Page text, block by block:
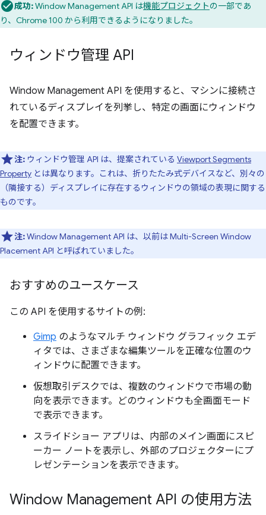
成功:Window Management API は機能プロジェクトの一部であ
り、Chrome 100 から利用できるようになりました。
ウィンドウ管理 API
Window Management API を使用すると、マシンに接続さ
れているディスプレイを列挙し、特定の画面にウィンドウ
を配置できます。
注: ウィンドウ管理 API は、提案されている Viewport Segments
Property とは異なります。これは、折りたたみ式デバイスなど、別々の
（隣接する）ディスプレイに存在するウィンドウの領域の表現に関する
ものです。
注:Window Management API は、以前は Multi-Screen Window
Placement API と呼ばれていました。
おすすめのユースケース
この API を使用するサイトの例:
Gimp のようなマルチ ウィンドウ グラフィック エデ
ィタでは、さまざまな編集ツールを正確な位置のウ
ィンドウに配置できます。
仮想取引デスクでは、複数のウィンドウで市場の動
向を表示できます。どのウィンドウも全画面モード
で表示できます。
スライドショー アプリは、内部のメイン画面にスピ
ーカー ノートを表示し、外部のプロジェクターにプ
レゼンテーションを表示できます。
Window Management API の使用方法